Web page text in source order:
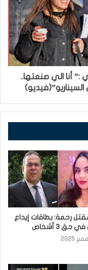
أنا الي صنعتها..
رحمة: بطاقات إيداع
حق 3 أشخاص